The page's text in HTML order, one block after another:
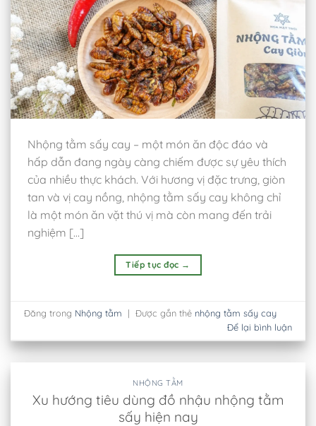
Nhộng tằm sấy cay – một món ăn độc đáo và
hấp dẫn đang ngày càng chiếm được sự yêu thích
của nhiều thực khách. Với hương vị đặc trưng, giòn
tan và vị cay nồng, nhộng tằm sấy cay không chỉ
là một món ăn vặt thú vị mà còn mang đến trải
nghiệm […]
Tiếp tục đọc →
Đăng trong Nhộng tằm | Được gắn thẻ nhộng tằm sấy cay
Để lại bình luận
NHỘNG TẰM
Xu hướng tiêu dùng đồ nhậu nhộng tằm
sấy hiện nay